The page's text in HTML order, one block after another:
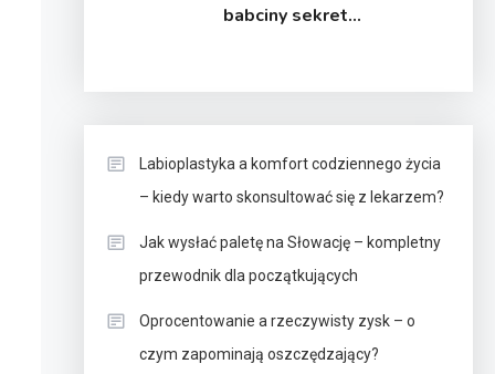
babciny sekret
Labioplastyka a komfort codziennego życia
– kiedy warto skonsultować się z lekarzem?
Jak wysłać paletę na Słowację – kompletny
przewodnik dla początkujących
Oprocentowanie a rzeczywisty zysk – o
czym zapominają oszczędzający?